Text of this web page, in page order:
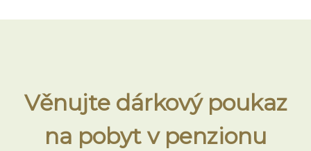
Věnujte dárkový poukaz
na pobyt v penzionu